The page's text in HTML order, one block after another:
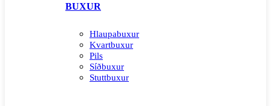
BUXUR
Hlaupabuxur
Kvartbuxur
Pils
Síðbuxur
Stuttbuxur